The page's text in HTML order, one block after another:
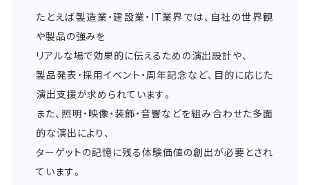
たとえば製造業・建設業・IT業界では、自社の世界観
や製品の強みを
リアルな場で効果的に伝えるための演出設計や、
製品発表・採用イベント・周年記念など、目的に応じた
演出支援が求められています。
また、照明・映像・装飾・音響などを組み合わせた多面
的な演出により、
ターゲットの記憶に残る体験価値の創出が必要とされ
ています。